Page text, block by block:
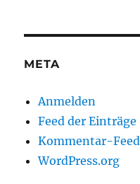
META
Anmelden
Feed der Einträge
Kommentar-Feed
WordPress.org